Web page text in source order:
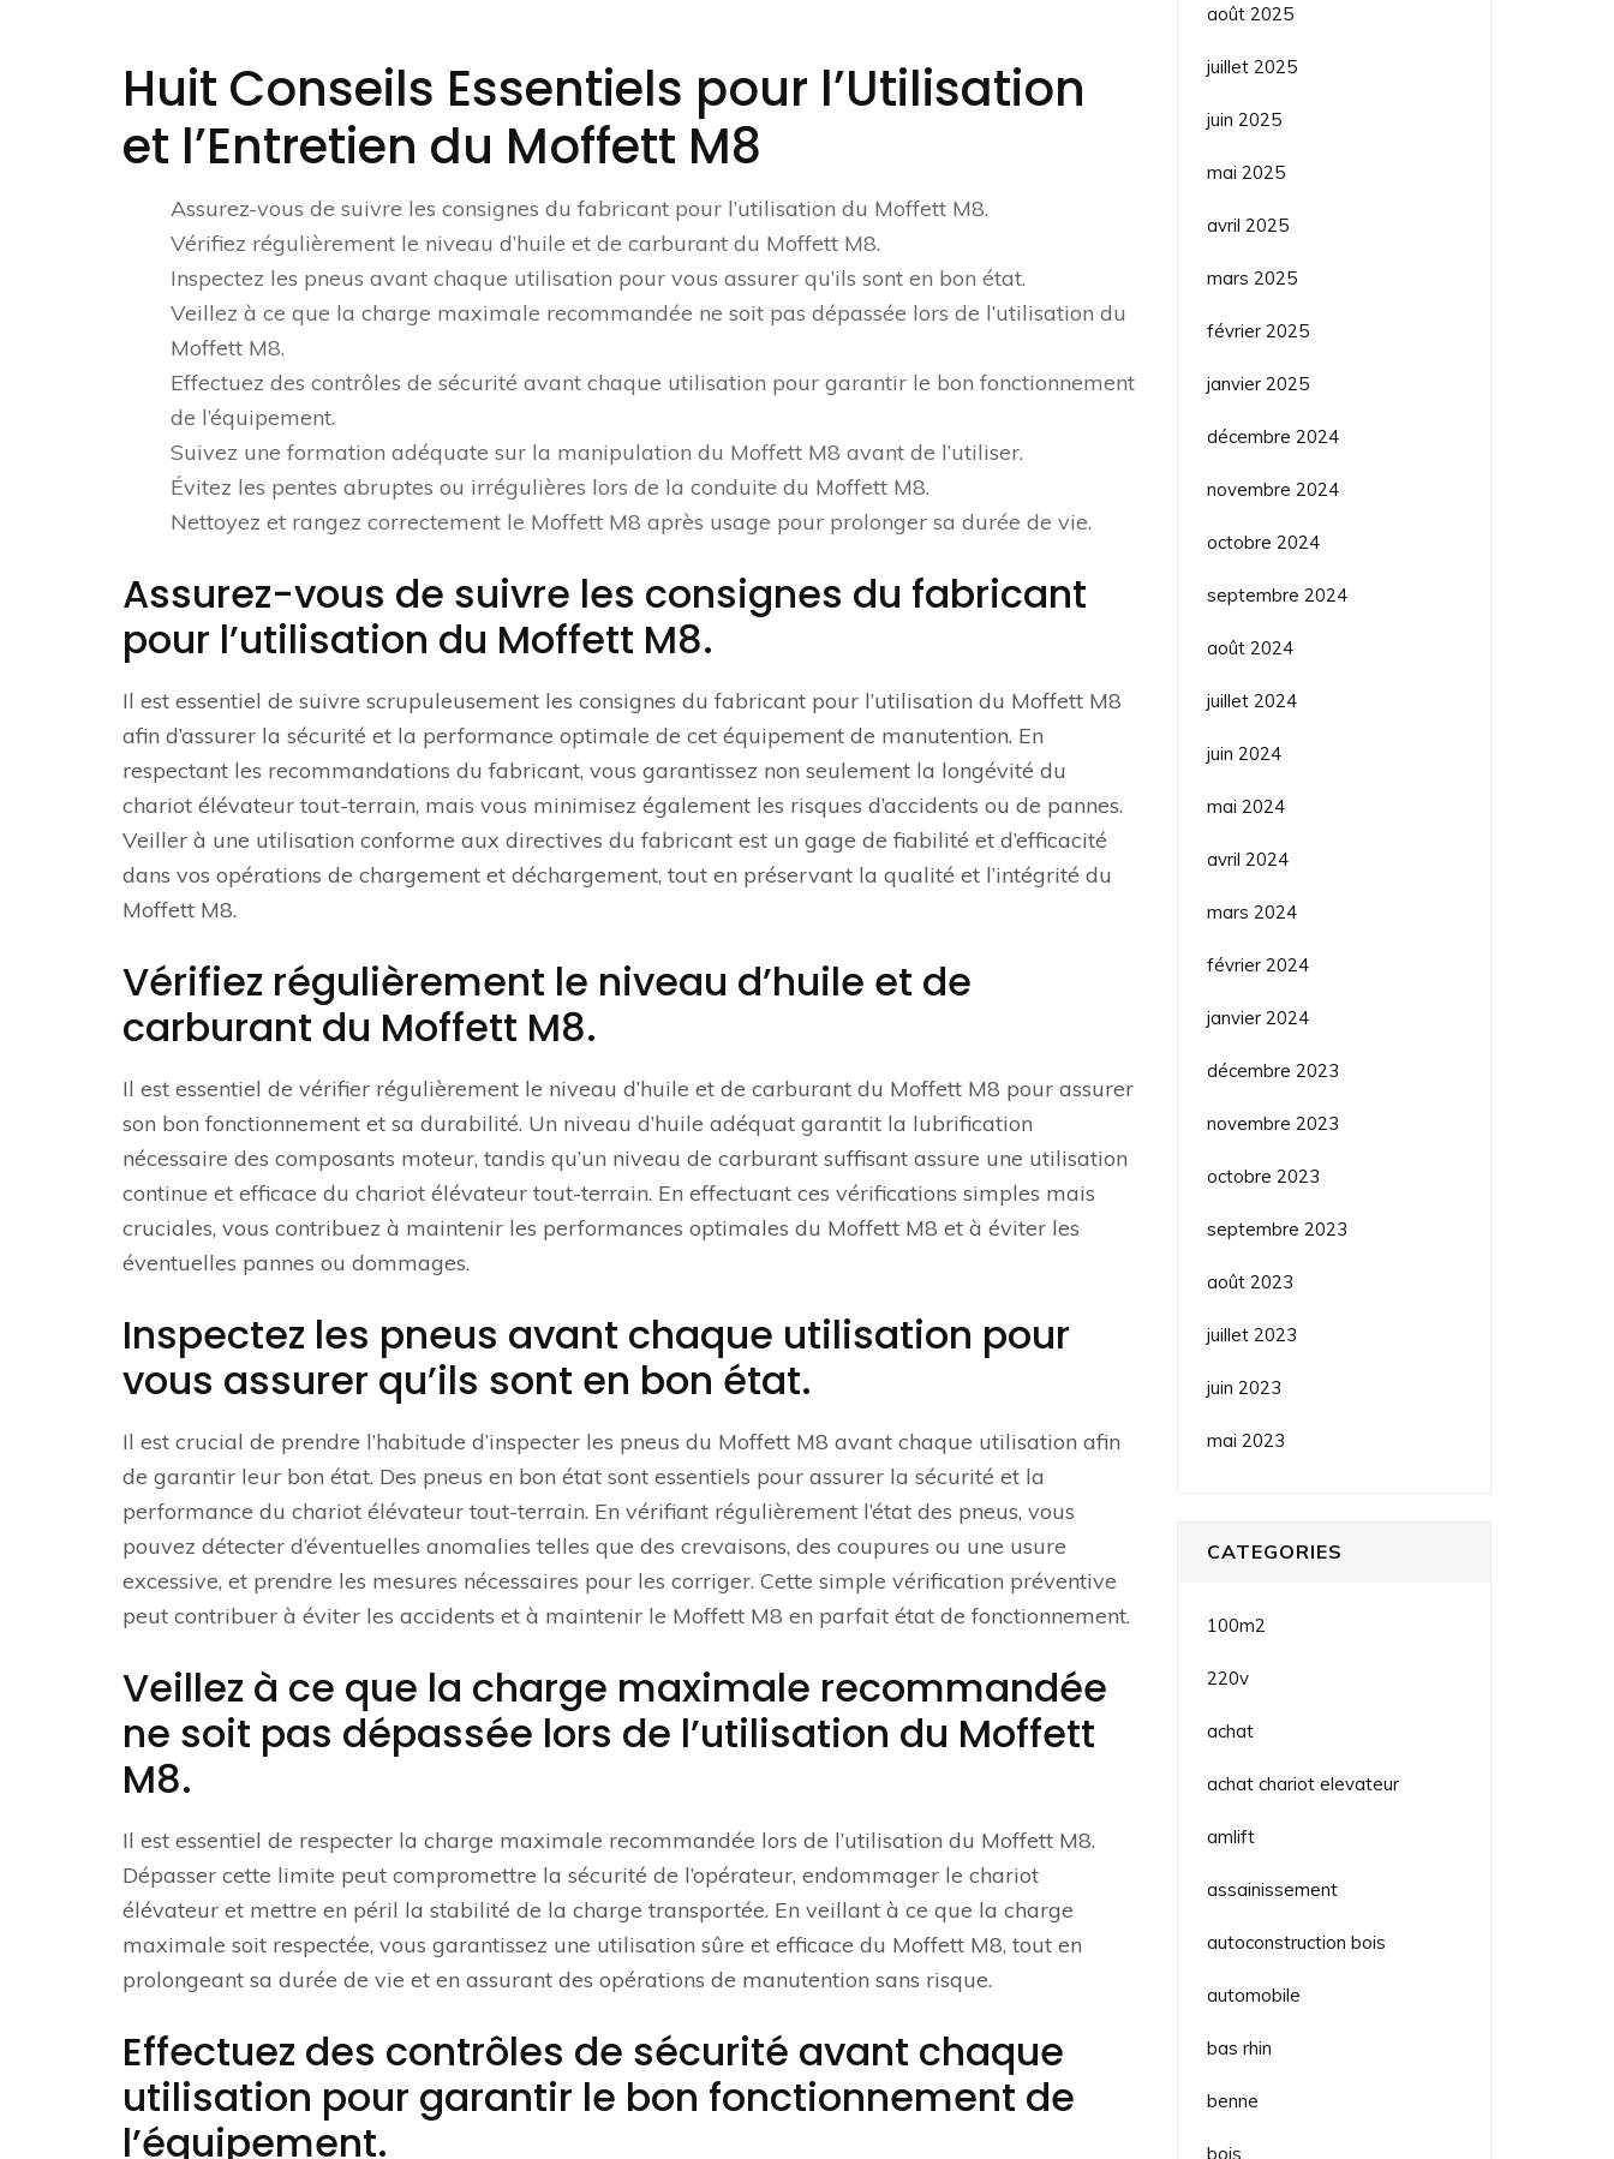
Huit Conseils Essentiels pour l’Utilisation
et l’Entretien du Moffett M8
Assurez-vous de suivre les consignes du fabricant pour l’utilisation du Moffett M8.
Vérifiez régulièrement le niveau d’huile et de carburant du Moffett M8.
Inspectez les pneus avant chaque utilisation pour vous assurer qu’ils sont en bon état.
Veillez à ce que la charge maximale recommandée ne soit pas dépassée lors de l’utilisation du
Moffett M8.
Effectuez des contrôles de sécurité avant chaque utilisation pour garantir le bon fonctionnement
de l’équipement.
Suivez une formation adéquate sur la manipulation du Moffett M8 avant de l’utiliser.
Évitez les pentes abruptes ou irrégulières lors de la conduite du Moffett M8.
Nettoyez et rangez correctement le Moffett M8 après usage pour prolonger sa durée de vie.
Assurez-vous de suivre les consignes du fabricant
pour l’utilisation du Moffett M8.
Il est essentiel de suivre scrupuleusement les consignes du fabricant pour l’utilisation du Moffett M8
afin d’assurer la sécurité et la performance optimale de cet équipement de manutention. En
respectant les recommandations du fabricant, vous garantissez non seulement la longévité du
chariot élévateur tout-terrain, mais vous minimisez également les risques d’accidents ou de pannes.
Veiller à une utilisation conforme aux directives du fabricant est un gage de fiabilité et d’efficacité
dans vos opérations de chargement et déchargement, tout en préservant la qualité et l’intégrité du
Moffett M8.
Vérifiez régulièrement le niveau d’huile et de
carburant du Moffett M8.
Il est essentiel de vérifier régulièrement le niveau d’huile et de carburant du Moffett M8 pour assurer
son bon fonctionnement et sa durabilité. Un niveau d’huile adéquat garantit la lubrification
nécessaire des composants moteur, tandis qu’un niveau de carburant suffisant assure une utilisation
continue et efficace du chariot élévateur tout-terrain. En effectuant ces vérifications simples mais
cruciales, vous contribuez à maintenir les performances optimales du Moffett M8 et à éviter les
éventuelles pannes ou dommages.
Inspectez les pneus avant chaque utilisation pour
vous assurer qu’ils sont en bon état.
Il est crucial de prendre l’habitude d’inspecter les pneus du Moffett M8 avant chaque utilisation afin
de garantir leur bon état. Des pneus en bon état sont essentiels pour assurer la sécurité et la
performance du chariot élévateur tout-terrain. En vérifiant régulièrement l’état des pneus, vous
pouvez détecter d’éventuelles anomalies telles que des crevaisons, des coupures ou une usure
excessive, et prendre les mesures nécessaires pour les corriger. Cette simple vérification préventive
peut contribuer à éviter les accidents et à maintenir le Moffett M8 en parfait état de fonctionnement.
Veillez à ce que la charge maximale recommandée
ne soit pas dépassée lors de l’utilisation du Moffett
M8.
Il est essentiel de respecter la charge maximale recommandée lors de l’utilisation du Moffett M8.
Dépasser cette limite peut compromettre la sécurité de l’opérateur, endommager le chariot
élévateur et mettre en péril la stabilité de la charge transportée. En veillant à ce que la charge
maximale soit respectée, vous garantissez une utilisation sûre et efficace du Moffett M8, tout en
prolongeant sa durée de vie et en assurant des opérations de manutention sans risque.
Effectuez des contrôles de sécurité avant chaque
utilisation pour garantir le bon fonctionnement de
l’équipement.
août 2025
juillet 2025
juin 2025
mai 2025
avril 2025
mars 2025
février 2025
janvier 2025
décembre 2024
novembre 2024
octobre 2024
septembre 2024
août 2024
juillet 2024
juin 2024
mai 2024
avril 2024
mars 2024
février 2024
janvier 2024
décembre 2023
novembre 2023
octobre 2023
septembre 2023
août 2023
juillet 2023
juin 2023
mai 2023
CATEGORIES
100m2
220v
achat
achat chariot elevateur
amlift
assainissement
autoconstruction bois
automobile
bas rhin
benne
bois